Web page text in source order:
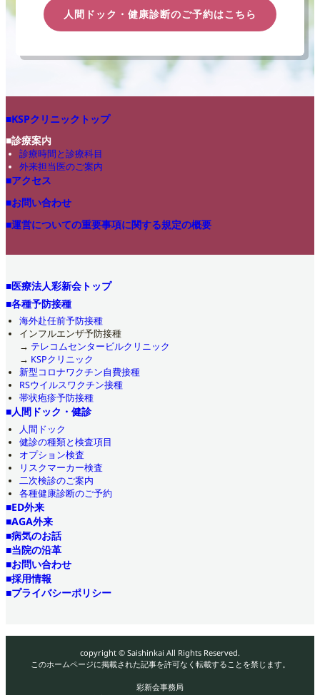
人間ドック・健康診断のご予約はこちら
■KSPクリニックトップ
■診療案内
診療時間と診療科目
外来担当医のご案内
■アクセス
■お問い合わせ
■運営についての重要事項に関する規定の概要
■医療法人彩新会トップ
■各種予防接種
海外赴任前予防接種
インフルエンザ予防接種
→ テレコムセンタービルクリニック
→ KSPクリニック
新型コロナワクチン自費接種
RSウイルスワクチン接種
帯状疱疹予防接種
■人間ドック・健診
人間ドック
健診の種類と検査項目
オプション検査
リスクマーカー検査
二次検診のご案内
各種健康診断のご予約
■ED外来
■AGA外来
■病気のお話
■当院の沿革
■お問い合わせ
■採用情報
■プライバシーポリシー
copyright © Saishinkai All Rights Reserved.
このホームページに掲載された記事を許可なく転載することを禁じます。
彩新会事務局